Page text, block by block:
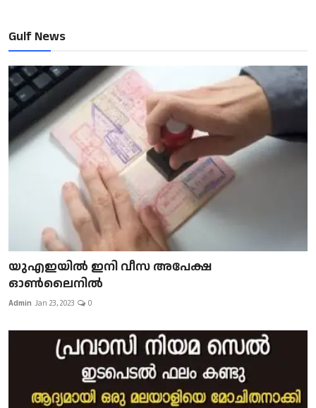
Gulf News
യുഎഇയിൽ ഇനി വീസ അപേക്ഷ
ഓൺലൈനിൽ
Admin Jan 23, 2023 0